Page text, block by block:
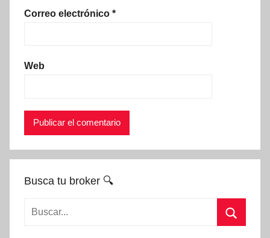
Correo electrónico *
Web
Busca tu broker 🔍
Buscar: